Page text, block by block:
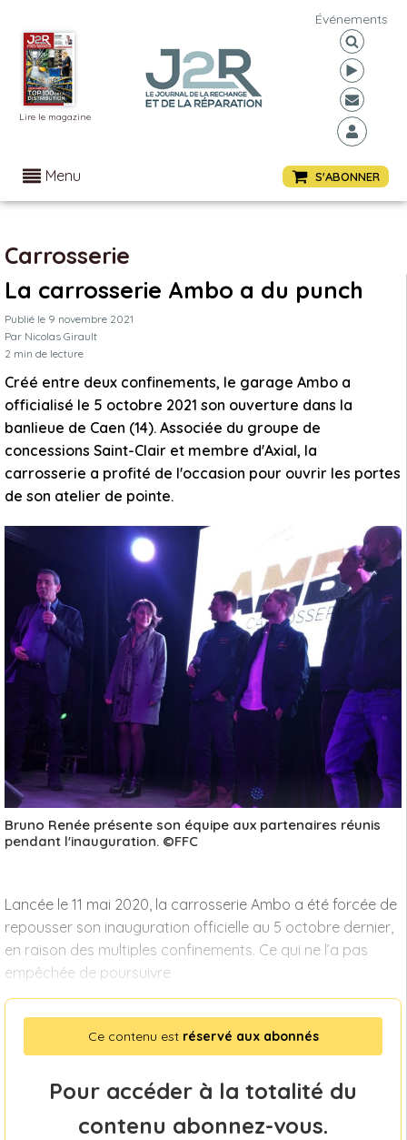
Lire le magazine
Événements
Menu S'ABONNER
Carrosserie
La carrosserie Ambo a du punch
Publié le 9 novembre 2021
Par Nicolas Girault
2 min de lecture
Créé entre deux confinements, le garage Ambo a
officialisé le 5 octobre 2021 son ouverture dans la
banlieue de Caen (14). Associée du groupe de
concessions Saint-Clair et membre d'Axial, la
carrosserie a profité de l'occasion pour ouvrir les portes
de son atelier de pointe.
Bruno Renée présente son équipe aux partenaires réunis
pendant l'inauguration. ©FFC
Lancée le 11 mai 2020, la carrosserie Ambo a été forcée de
repousser son inauguration officielle au 5 octobre dernier,
en raison des multiples confinements. Ce qui ne l’a pas
empêchée de poursuivre
Ce contenu est réservé aux abonnés
Pour accéder à la totalité du
contenu abonnez-vous.